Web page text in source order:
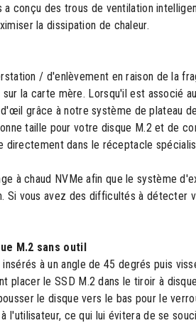
conçu des trous de ventilation
la dissipation de chaleur.
/ d'enlèvement en raison de la
la carte mère. Lorsqu'il est associé
grâce à notre système de plateau
taille pour votre disque M.2 et de
directement dans le réceptacle
à chaud NVMe afin que le système
Si vous avez des difficultés à détecter
M.2 sans outil
à un angle de 45 degrés puis
placer le SSD M.2 dans le tiroir à
le disque vers le bas pour le
l'utilisateur, ce qui lui évitera de se